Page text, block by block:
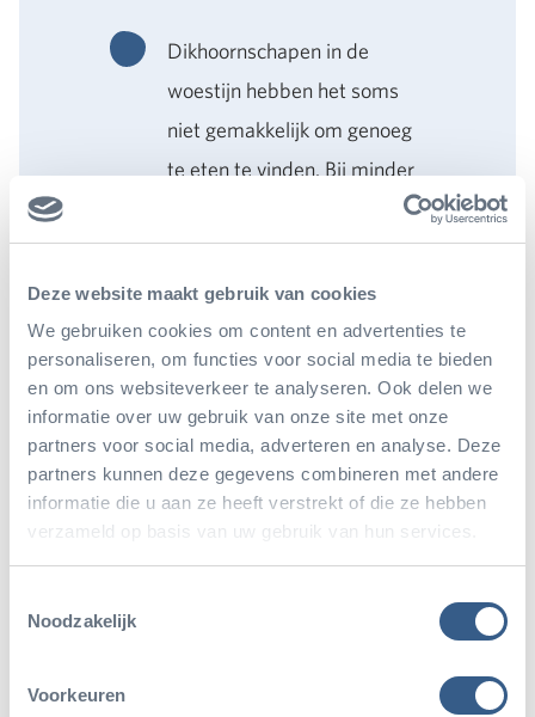
Deze website maakt gebruik van cookies
We gebruiken cookies om content en advertenties te
personaliseren, om functies voor social media te bieden
en om ons websiteverkeer te analyseren. Ook delen we
informatie over uw gebruik van onze site met onze
partners voor social media, adverteren en analyse. Deze
partners kunnen deze gegevens combineren met andere
informatie die u aan ze heeft verstrekt of die ze hebben
verzameld op basis van uw gebruik van hun services.
Noodzakelijk
Voorkeuren
Dikhoornschapen in de
woestijn hebben het soms
niet gemakkelijk om genoeg
te eten te vinden. Bij minder
dikhoornschapen genoegen
met schijfcactussen als
voedsel. Ze verwijderen dan
eerst de dorens met de
hoeven.
In de koude woestijnwinters
krijgen dikhoornschapen een